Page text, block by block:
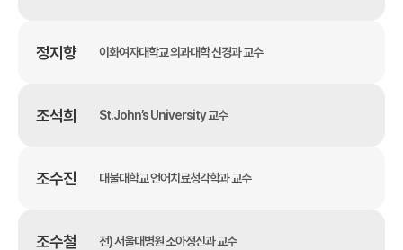
정지향 이화여자대학교 의과대학 신경과 교수
조석희 St.John’s University 교수
조수진 대불대학교 언어치료청각학과 교수
조수철 전) 서울대병원 소아정신과 교수